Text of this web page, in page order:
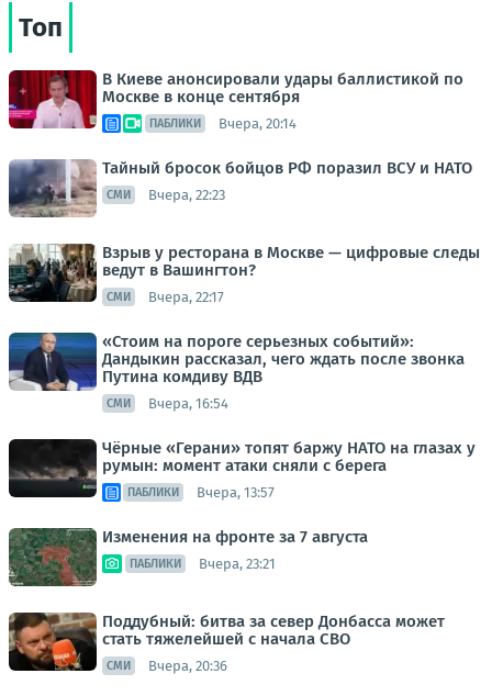
Топ
В Киеве анонсировали удары баллистикой по
Москве в конце сентября
ПАБЛИКИ Вчера, 20:14
Тайный бросок бойцов РФ поразил ВСУ и НАТО
СМИ Вчера, 22:23
Взрыв у ресторана в Москве — цифровые следы
ведут в Вашингтон?
СМИ Вчера, 22:17
«Стоим на пороге серьезных событий»:
Дандыкин рассказал, чего ждать после звонка
Путина комдиву ВДВ
СМИ Вчера, 16:54
Чёрные «Герани» топят баржу НАТО на глазах у
румын: момент атаки сняли с берега
ПАБЛИКИ Вчера, 13:57
Изменения на фронте за 7 августа
ПАБЛИКИ Вчера, 23:21
Поддубный: битва за север Донбасса может
стать тяжелейшей с начала СВО
СМИ Вчера, 20:36